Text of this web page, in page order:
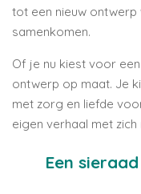
tot een nieuw
samenkomen.
Of je nu kiest voor
ontwerp op maat. Je
met zorg en liefde
eigen verhaal met
Een